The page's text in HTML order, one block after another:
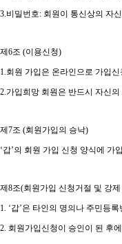
3.비밀번호: 회원이 통신상의 자
제 6조 (이용신청)
1.회원 가입은 온라인으로 가입
2.가입희망 회원은 반드시 자신
제 7조 (회원가입의 승낙)
‘갑’의 회원 가입 신청 양식에 가
제 8조(회원가입 신청거절 및 강제
1. ‘갑’은 타인의 명의나 주민등
2. 회원가입신청이 승인이 된 후